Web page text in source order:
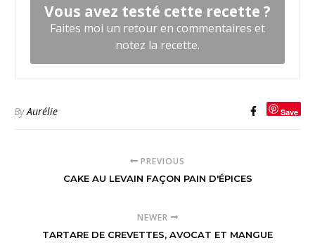
Vous avez testé cette recette ?
Faites moi un retour en commentaires et
notez la recette.
ByAurélie Save
PREVIOUS
CAKE AU LEVAIN FAÇON PAIN D'ÉPICES
NEWER
TARTARE DE CREVETTES, AVOCAT ET MANGUE